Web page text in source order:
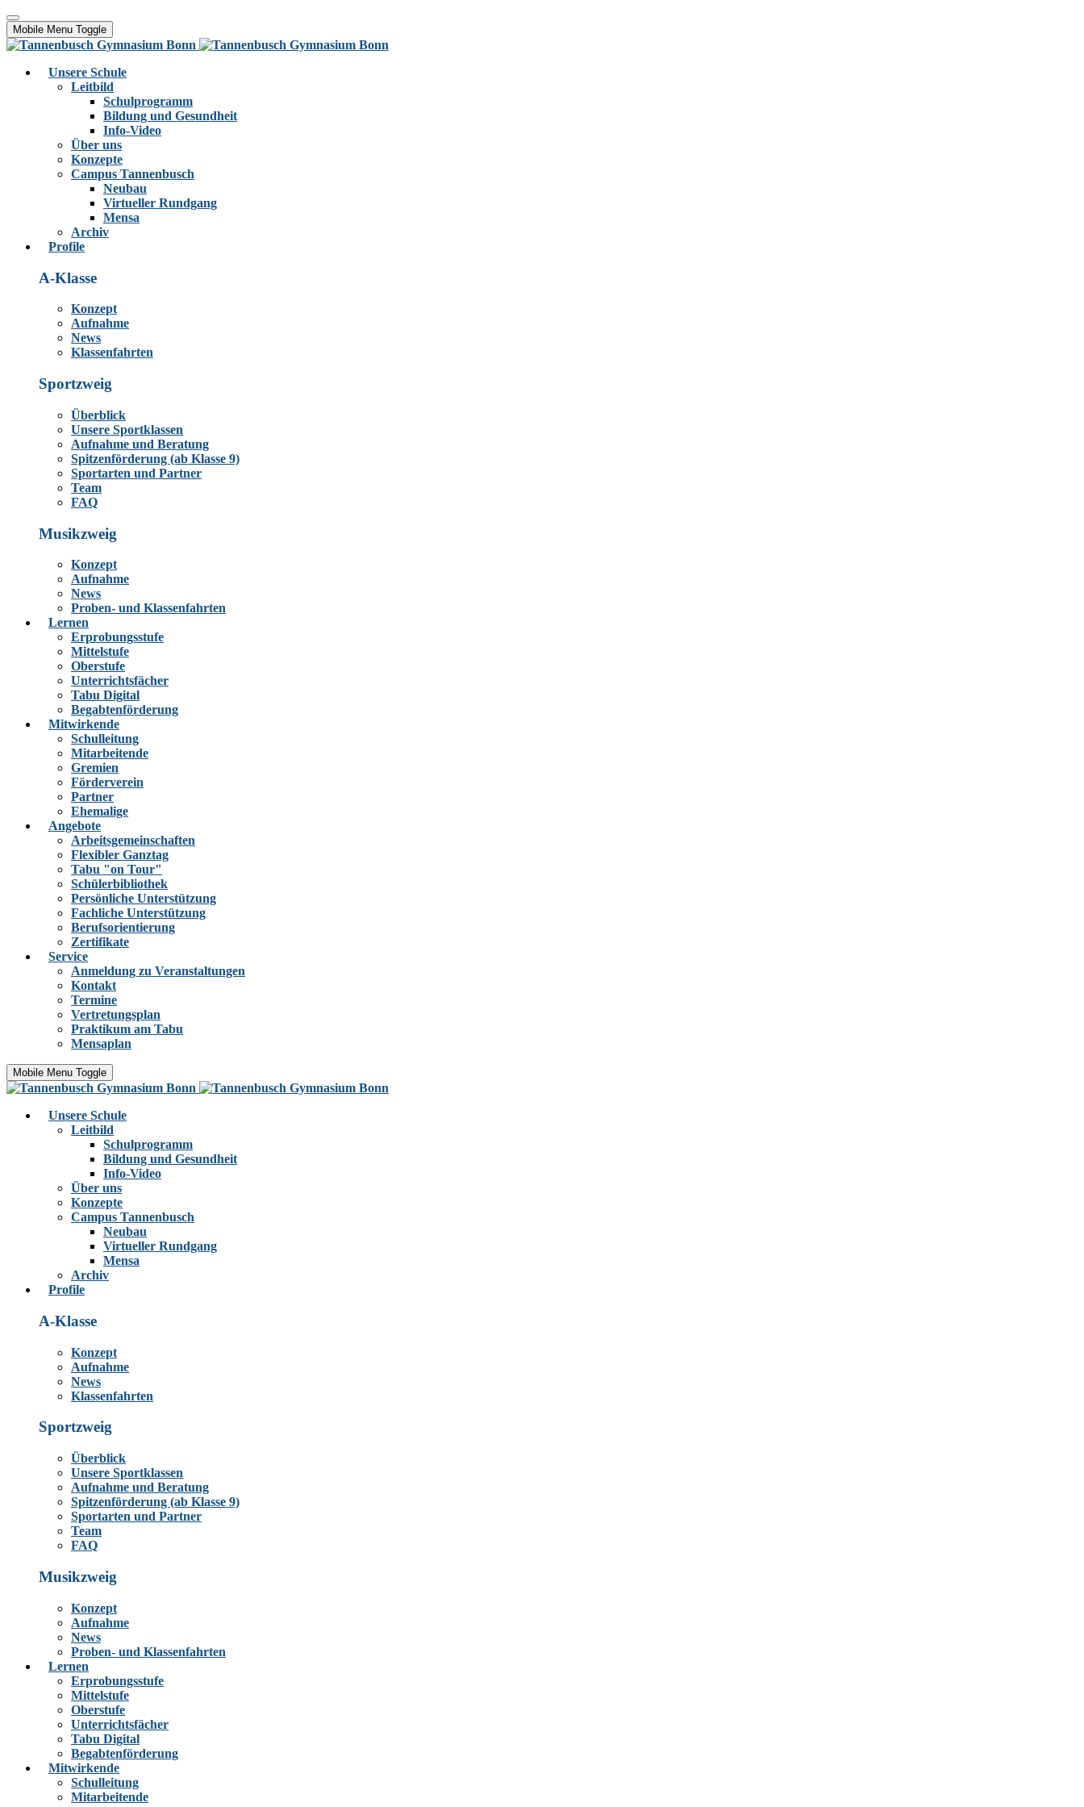
Mobile Menu Toggle
Unsere Schule
Leitbild
Schulprogramm
Bildung und Gesundheit
Info-Video
Über uns
Konzepte
Campus Tannenbusch
Neubau
Virtueller Rundgang
Mensa
Archiv
Profile
A-Klasse
Konzept
Aufnahme
News
Klassenfahrten
Sportzweig
Überblick
Unsere Sportklassen
Aufnahme und Beratung
Spitzenförderung (ab Klasse 9)
Sportarten und Partner
Team
FAQ
Musikzweig
Konzept
Aufnahme
News
Proben- und Klassenfahrten
Lernen
Erprobungsstufe
Mittelstufe
Oberstufe
Unterrichtsfächer
Tabu Digital
Begabtenförderung
Mitwirkende
Schulleitung
Mitarbeitende
Gremien
Förderverein
Partner
Ehemalige
Angebote
Arbeitsgemeinschaften
Flexibler Ganztag
Tabu "on Tour"
Schülerbibliothek
Persönliche Unterstützung
Fachliche Unterstützung
Berufsorientierung
Zertifikate
Service
Anmeldung zu Veranstaltungen
Kontakt
Termine
Vertretungsplan
Praktikum am Tabu
Mensaplan
Mobile Menu Toggle
Unsere Schule
Leitbild
Schulprogramm
Bildung und Gesundheit
Info-Video
Über uns
Konzepte
Campus Tannenbusch
Neubau
Virtueller Rundgang
Mensa
Archiv
Profile
A-Klasse
Konzept
Aufnahme
News
Klassenfahrten
Sportzweig
Überblick
Unsere Sportklassen
Aufnahme und Beratung
Spitzenförderung (ab Klasse 9)
Sportarten und Partner
Team
FAQ
Musikzweig
Konzept
Aufnahme
News
Proben- und Klassenfahrten
Lernen
Erprobungsstufe
Mittelstufe
Oberstufe
Unterrichtsfächer
Tabu Digital
Begabtenförderung
Mitwirkende
Schulleitung
Mitarbeitende